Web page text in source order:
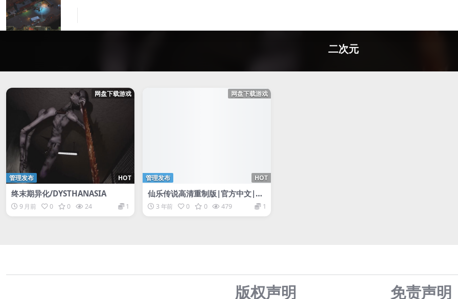
二次元
网盘下载游戏
HOT
管理发布
终末期异化/DYSTHANASIA
9 月前 0 0 24 1
网盘下载游戏
HOT
管理发布
仙乐传说高清重制版|官方中文|本
体+1.2升补|NSZ|原版|
3 年前 0 0 479 1
版权声明 免责声明